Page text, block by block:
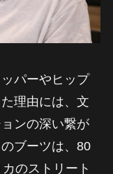
パーやヒップ
理由には、文
ンの深い繋が
ブーツは、80
のストリート